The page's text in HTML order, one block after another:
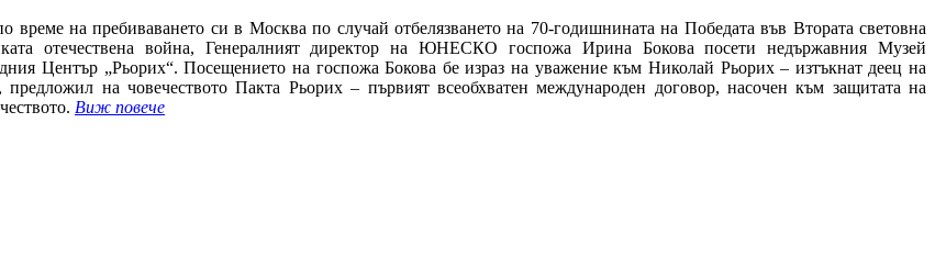
време на пребиваването си в Москва по случай отбелязването на 70-годишнината на Победата във Втората световна
отечествена война, Генералният директор на ЮНЕСКО госпожа Ирина Бокова посети недържавния Музей
Център „Рьорих“. Посещението на госпожа Бокова бе израз на уважение към Николай Рьорих – изтъкнат деец на
предложил на човечеството Пакта Рьорих – първият всеобхватен международен договор, насочен към защитата на
Виж повече